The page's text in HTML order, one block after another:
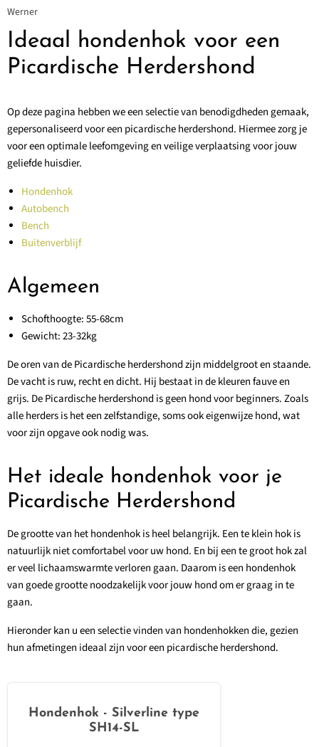
Werner
Ideaal hondenhok voor een
Picardische Herdershond
Op deze pagina hebben we een selectie van benodigdheden gemaak,
gepersonaliseerd voor een picardische herdershond. Hiermee zorg je
voor een optimale leefomgeving en veilige verplaatsing voor jouw
geliefde huisdier.
Hondenhok
Autobench
Bench
Buitenverblijf
Algemeen
Schofthoogte: 55-68cm
Gewicht: 23-32kg
De oren van de Picardische herdershond zijn middelgroot en staande.
De vacht is ruw, recht en dicht. Hij bestaat in de kleuren fauve en
grijs. De Picardische herdershond is geen hond voor beginners. Zoals
alle herders is het een zelfstandige, soms ook eigenwijze hond, wat
voor zijn opgave ook nodig was.
Het ideale hondenhok voor je
Picardische Herdershond
De grootte van het hondenhok is heel belangrijk. Een te klein hok is
natuurlijk niet comfortabel voor uw hond. En bij een te groot hok zal
er veel lichaamswarmte verloren gaan. Daarom is een hondenhok
van goede grootte noodzakelijk voor jouw hond om er graag in te
gaan.
Hieronder kan u een selectie vinden van hondenhokken die, gezien
hun afmetingen ideaal zijn voor een picardische herdershond.
Hondenhok - Silverline type
SH14-SL